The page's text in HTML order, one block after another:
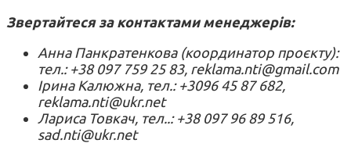
Звертайтеся за контактами менеджерів:
Анна Панкратенкова (координатор проєкту):
тел.: +38 097 759 25 83, reklama.nti@gmail.com
Ірина Калюжна, тел.: +3096 45 87 682,
reklama.nti@ukr.net
Лариса Товкач, тел..: +38 097 96 89 516,
sad.nti@ukr.net